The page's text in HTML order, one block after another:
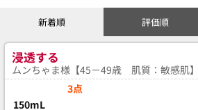
新着順 評価順
浸透する
ムンちゃま様【45－49歳 肌質：敏感肌】
3点
150mL